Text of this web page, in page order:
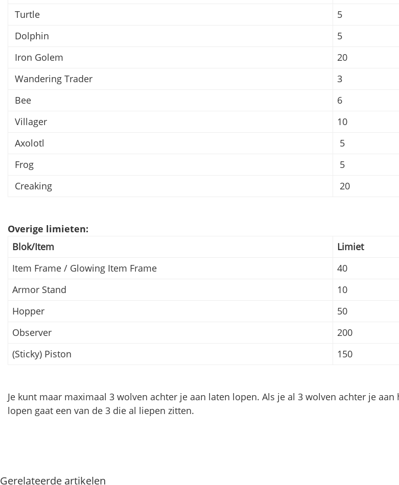
Turtle
5
Dolphin
5
Iron Golem
20
Wandering Trader
3
Bee
6
Villager
10
Axolotl
5
Frog
5
Creaking
20
Overige limieten:
Item Frame / Glowing Item Frame
40
Armor Stand
10
Hopper
50
Observer
200
Blok/Item Limiet
(Sticky) Piston 150
Je kunt maar maximaal 3 wolven achter je aan laten lopen. Als je al 3 wolven achter je
lopen gaat een van de 3 die al liepen zitten.
Gerelateerde artikelen